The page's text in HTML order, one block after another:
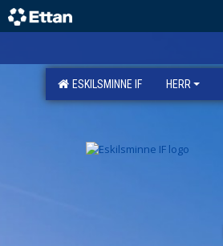
ESKILSMINNE IF HERR